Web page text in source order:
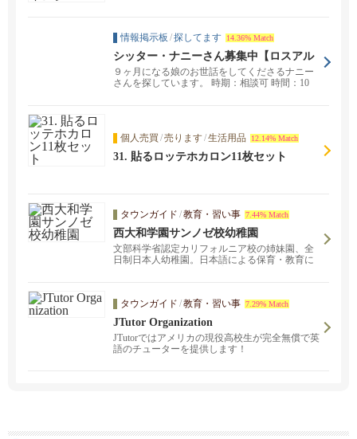
情報掲示板 /探してます 14.36% Match
シッター・ナニーさん募集中【ロスアル
トス・$27〜$33】
９ヶ月になる娘のお世話をしてくださるナニー
さんを探しています。 時期：相談可 時間：10
個人売買 /売ります/生活用品 12.14% Match
31. 貼るロッテホカロン11枚セット
タウンガイド /教育・習い事 7.44% Match
西大和学園サンノゼ校幼稚園
文部科学省認定カリフォルニア校の姉妹園、全
日制日本人幼稚園。日本語による保育・教育に
タウンガイド /教育・習い事 7.29% Match
JTutor Organization
JTutorではアメリカの現役高校生が完全無償で英
語のチューターを提供します！